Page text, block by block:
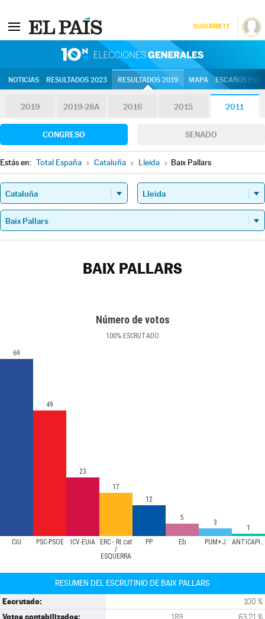
SUSCRÍBETE
NOTICIAS RESULTADOS 2023 RESULTADOS 2019 MAPA ESCAÑOS
2019 2019-28A 2016 2015 2011
CONGRESO SENADO
Estás en: Total España » Cataluña » Lleida » Baix Pallars
BAIX PALLARS
Número de votos
100% ESCRUTADO
CiU PSC-PSOE ICV-EUiA
ERC - RI.cat
/
ESQUERRA
PP Eb PUM+J ANTICAPITALISTES
69
49
23
17
12
5
3
1
RESUMEN DEL ESCRUTINIO DE BAIX PALLARS
Escrutado: 100 %
Votos contabilizados: 189 63,21 %